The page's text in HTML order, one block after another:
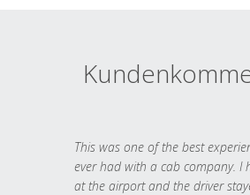
This was one of the best
ever had with a cab company. I
at the airport and the driver